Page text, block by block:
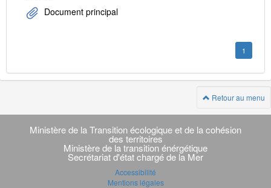
Document principal
1
Retour au menu
Navigation
transverse
Ministère de la Transition écologique et de la cohésion
des territoires
Ministère de la transition énérgétique
Secrétariat d'état chargé de la Mer
Accessibilité
Mentions légales